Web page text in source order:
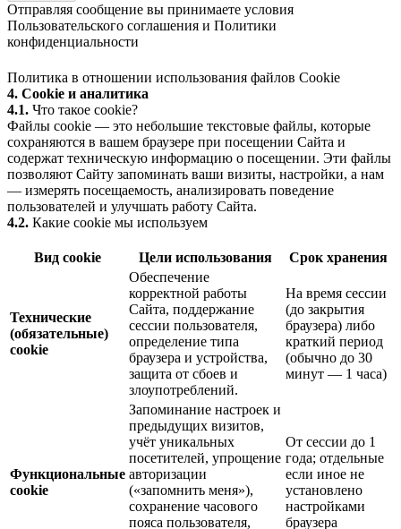
Отправляя сообщение вы принимаете условия
Пользовательского соглашения и Политики
конфиденциальности
Политика в отношении использования файлов Cookie
4. Cookie и аналитика
4.1. Что такое cookie?
Файлы cookie — это небольшие текстовые файлы, которые
сохраняются в вашем браузере при посещении Сайта и
содержат техническую информацию о посещении. Эти файлы
позволяют Сайту запоминать ваши визиты, настройки, а нам
— измерять посещаемость, анализировать поведение
пользователей и улучшать работу Сайта.
4.2. Какие cookie мы используем
Вид cookie Цели использования Срок хранения
Технические
(обязательные)
cookie
Обеспечение
корректной работы
Сайта, поддержание
сессии пользователя,
определение типа
браузера и устройства,
защита от сбоев и
злоупотреблений.
На время сессии
(до закрытия
браузера) либо
краткий период
(обычно до 30
минут — 1 часа)
Функциональные
cookie
Запоминание настроек и
предыдущих визитов,
учёт уникальных
посетителей, упрощение
авторизации
(«запомнить меня»),
сохранение часового
пояса пользователя,
От сессии до 1
года; отдельные
если иное не
установлено
настройками
браузера